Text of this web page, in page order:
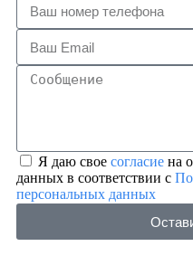
Я даю свое согласие на
данных в соответствии с
персональных данных